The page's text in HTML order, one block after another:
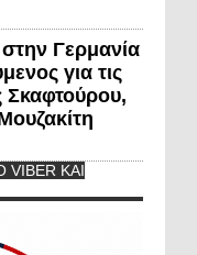
Γερμανία
για τις
Σκαφτούρου,
ΚΑΙ